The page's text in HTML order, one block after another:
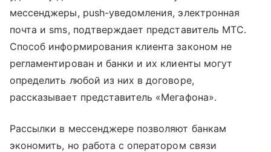
мессенджеры, push-уведомления, электронная
почта и sms, подтверждает представитель МТС.
Способ информирования клиента законом не
регламентирован и банки и их клиенты могут
определить любой из них в договоре,
рассказывает представитель «Мегафона».
Рассылки в мессенджере позволяют банкам
экономить, но работа с оператором связи